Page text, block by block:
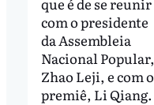
com o presidente
da Assembleia
Nacional Popular,
Zhao Leji, e com o
premiê, Li Qiang.